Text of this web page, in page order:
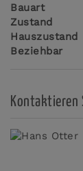
Bauart
Zustand
Hauszustand
Beziehbar
Kontaktieren